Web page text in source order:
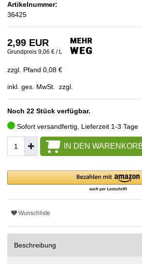
Artikelnummer:
36425
2,99 EUR
Grundpreis 9,06 € / L
zzgl. Pfand 0,08 €
inkl. ges. MwSt. zzgl.
Noch 22 Stück verfügbar.
Sofort versandfertig, Lieferzeit 1-3 Tage
IN DEN
Wunschliste
Beschreibung